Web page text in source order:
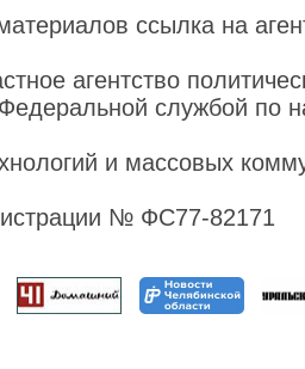
ссылка на
агентство
службой по
и массовых
№ ФС77-82171